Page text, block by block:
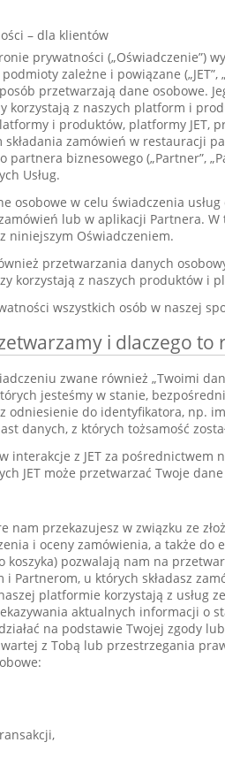
– dla klientów
prywatności („Oświadczenie”)
zależne i powiązane („JET”,
przetwarzają dane osobowe.
korzystają z naszych platform i
i produktów, platformy JET,
składania zamówień w
partnera biznesowego („Partner”,
Usług.
osobowe w celu świadczenia
lub w aplikacji Partnera.
niniejszym Oświadczeniem.
przetwarzania danych
korzystają z naszych produktów i
wszystkich osób w naszej
i dlaczego to
zwane również „Twoimi
jesteśmy w stanie,
odniesienie do identyfikatora, np.
danych, z których tożsamość
interakcje z JET za pośrednictwem
JET może przetwarzać Twoje
nam przekazujesz w związku ze
i oceny zamówienia, a także do
pozwalają nam na
Partnerom, u których składasz
platformie korzystają z usług
aktualnych informacji o
na podstawie Twojej zgody
z Tobą lub przestrzegania